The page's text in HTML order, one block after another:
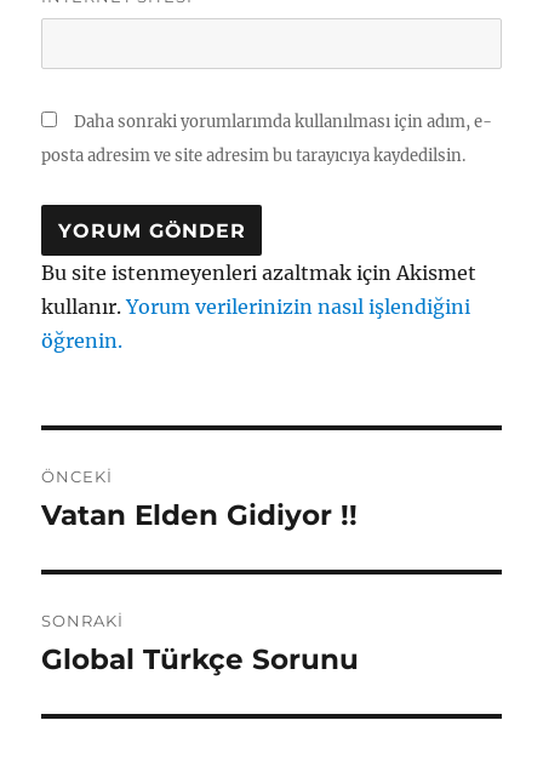
Daha sonraki yorumlarımda kullanılması için adım, e-
posta adresim ve site adresim bu tarayıcıya kaydedilsin.
Bu site istenmeyenleri azaltmak için Akismet
kullanır.Yorum verilerinizin nasıl işlendiğini
öğrenin.
gezinmesi
ÖNCEKI
Önceki
Vatan Elden Gidiyor !!
SONRAKI
Sonraki
Global Türkçe Sorunu